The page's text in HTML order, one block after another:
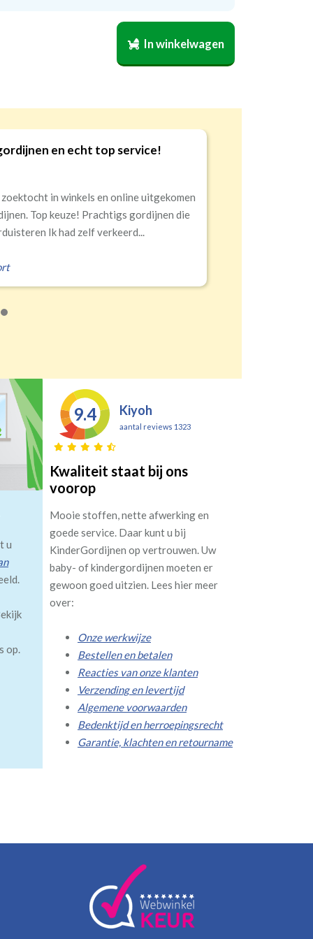
verduisterend
Banaanvormig
dat dan op de verpakking
In winkelwagen
en echt top service!
zoektocht in winkels en online uitgekomen
Top keuze! Prachtigs gordijnen die
Ik had zelf verkeerd...
u
op.
9.4 Kiyoh
aantal reviews 1323
Kwaliteit staat bij ons
voorop
Mooie stoffen, nette afwerking en
goede service. Daar kunt u bij
KinderGordijnen op vertrouwen. Uw
baby- of kindergordijnen moeten er
gewoon goed uitzien. Lees hier meer
over:
Onze werkwijze
Bestellen en betalen
Reacties van onze klanten
Verzending en levertijd
Algemene voorwaarden
Bedenktijd en herroepingsrecht
Garantie, klachten en retourname